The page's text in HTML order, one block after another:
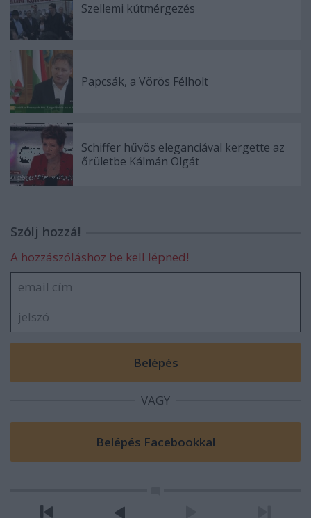
Szellemi kútmérgezés
Papcsák, a Vörös Félholt
Schiffer hűvös eleganciával kergette az
őrületbe Kálmán Olgát
Szólj hozzá!
A hozzászóláshoz be kell lépned!
VAGY